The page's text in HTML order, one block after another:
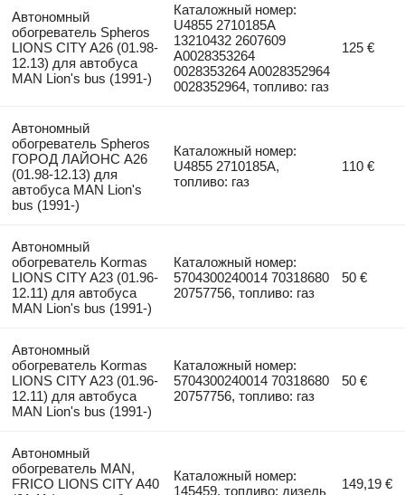
Автономный
обогреватель Spheros
LIONS CITY A26 (01.98-
12.13) для автобуса
MAN Lion's bus (1991-)
Каталожный номер:
U4855 2710185A
13210432 2607609
A0028353264
0028353264 A0028352964
0028352964, топливо: газ
125 €
Автономный
обогреватель Spheros
ГОРОД ЛАЙОНС А26
(01.98-12.13) для
автобуса MAN Lion's
bus (1991-)
Каталожный номер:
U4855 2710185A,
топливо: газ
110 €
Автономный
обогреватель Kormas
LIONS CITY A23 (01.96-
12.11) для автобуса
MAN Lion's bus (1991-)
Каталожный номер:
5704300240014 70318680
20757756, топливо: газ
50 €
Автономный
обогреватель Kormas
LIONS CITY A23 (01.96-
12.11) для автобуса
MAN Lion's bus (1991-)
Каталожный номер:
5704300240014 70318680
20757756, топливо: газ
50 €
Автономный
обогреватель MAN,
FRICO LIONS CITY A40
Каталожный номер:
145459, топливо: дизель
149,19 €